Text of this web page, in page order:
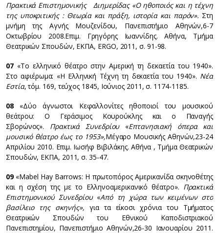
Πρακτικά Επιστημονικής Διημερίδας «Ο ηθοποιός και η τέχνη
της υποκριτικής : Θεωρία και πράξη, ιστορία και παρόν». Στη
μνήμη της Αγνής Μουζενίδου, Πανεπιστήμιο Αθηνών,6-7
Οκτωβρίου 2008.Επιμ. Γρηγόρης Ιωαννίδης. Αθήνα, Τμήμα
Θεατρικών Σπουδών, ΕΚΠΑ, ERGO, 2011, σ. 91-98.
07«Το ελληνικό θέατρο στην Αμερική τη δεκαετία του 1940».
Στο αφιέρωμα: «Η Ελληνική Τέχνη τη δεκαετία του 1940». Νέα
Εστία, τόμ. 169, τεύχος 1845, Ιούνιος 2011, σ. 1174-1185.
08«Δύο άγνωστοι Κεφαλλονίτες ηθοποιοί του μουσικού
θεάτρου: Ο Γεράσιμος Κουρούκλης και ο Παναγής
Σβορώνος». Πρακτικά Συνεδρίου «Επτανησιακή όπερα και
μουσικό θέατρο έως το 1953»,Μέγαρο Μουσικής Αθηνών,23-24
Απριλίου 2010. Επιμ. Ιωσήφ Βιβιλάκης. Αθήνα , Τμήμα Θεατρικών
Σπουδών, ΕΚΠΑ, 2011, σ. 35-47.
09«Mabel Hay Barrows: Η πρωτοπόρος Αμερικανίδα σκηνοθέτης
και η σχέση της με το Ελληνοαμερικανικό θέατρο». Πρακτικά
Επιστημονικού Συνεδρίου «Από τη χώρα των κειμένων στο
βασίλειο της σκηνής», για τα είκοσι χρόνια του Τμήματος
Θεατρικών Σπουδών του Εθνικού Καποδιστριακού
Πανεπιστημίου, Πανεπιστήμιο Αθηνών,26-30 Ιανουαρίου 2011.